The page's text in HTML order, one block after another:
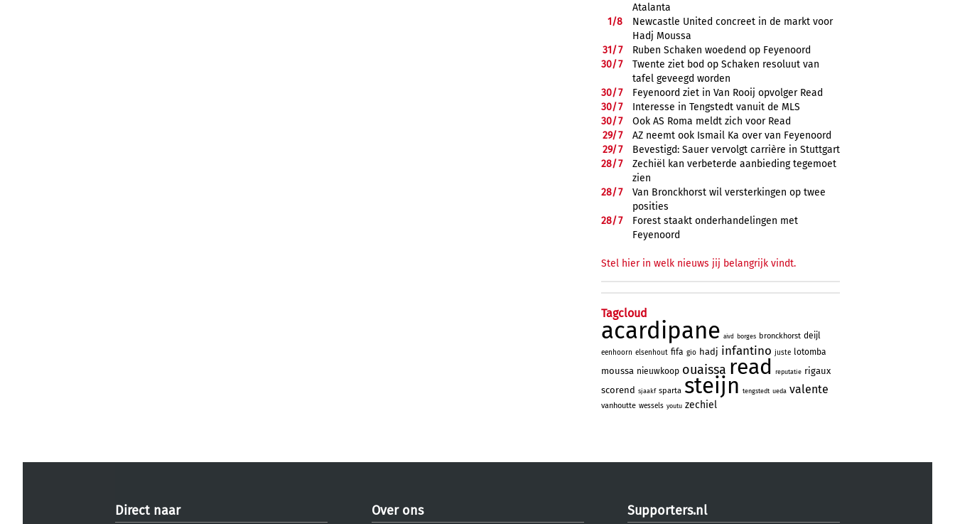
Atalanta
1/8
Newcastle United concreet in de markt voor
Hadj Moussa
31/7
Ruben Schaken woedend op Feyenoord
30/7
Twente ziet bod op Schaken resoluut van
tafel geveegd worden
30/7
Feyenoord ziet in Van Rooij opvolger Read
30/7
Interesse in Tengstedt vanuit de MLS
30/7
Ook AS Roma meldt zich voor Read
29/7
AZ neemt ook Ismail Ka over van Feyenoord
29/7
Bevestigd: Sauer vervolgt carrière in Stuttgart
28/7
Zechiël kan verbeterde aanbieding tegemoet
zien
28/7
Van Bronckhorst wil versterkingen op twee
posities
28/7
Forest staakt onderhandelingen met
Feyenoord
Stel hier in welk nieuws jij belangrijk vindt.
Tagcloud
acardipane aivd borges bronckhorst deijl
eenhoorn elsenhout fifa gio hadj infantino juste lotomba
moussa nieuwkoop ouaissa read reputatie rigaux
scorend sjaakf sparta steijn tengstedt ueda valente
vanhoutte wessels youtu zechiel
Direct naar Over ons Supporters.nl